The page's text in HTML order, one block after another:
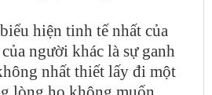
hiện tinh tế nhất của
người khác là sự ganh
nhất thiết lấy đi một